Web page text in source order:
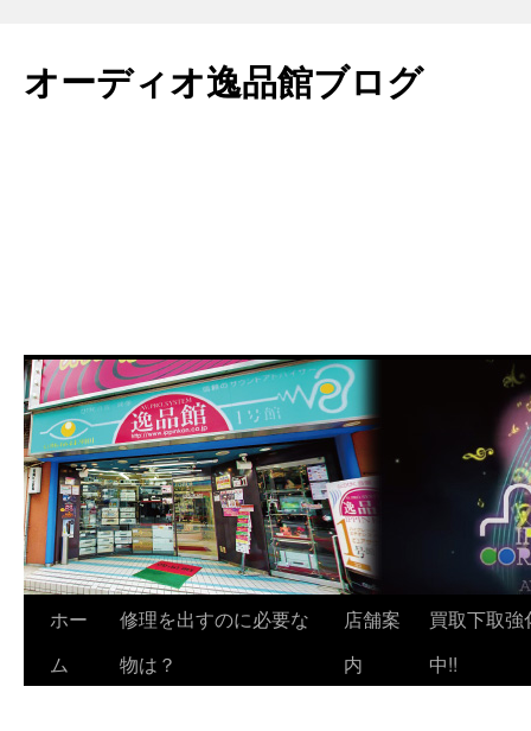
テ
ン
オーディオ逸品館ブログ
ホー
ム
修理を出すのに必要な
物は？
店舗案
内
買取下取強
中!!